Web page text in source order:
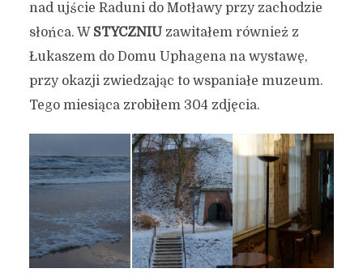
nad ujście Raduni do Motławy przy zachodzie
słońca. W STYCZNIUzawitałem również z
Łukaszem do Domu Uphagena na wystawę,
przy okazji zwiedzając to wspaniałe muzeum.
Tego miesiąca zrobiłem 304 zdjęcia.